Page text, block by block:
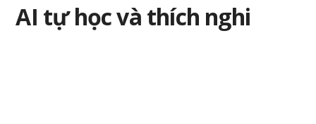
AI tự học và thích nghi